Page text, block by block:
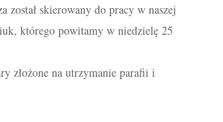
został skierowany do pracy w naszej
którego powitamy w niedzielę 25
złożone na utrzymanie parafii i